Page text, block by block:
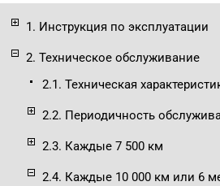
1. Инструкция по эксплуатации
2. Техническое обслуживание
2.1. Техническая
2.2. Периодичность
2.3. Каждые 7 500 км
2.4. Каждые 10 000 км или 6